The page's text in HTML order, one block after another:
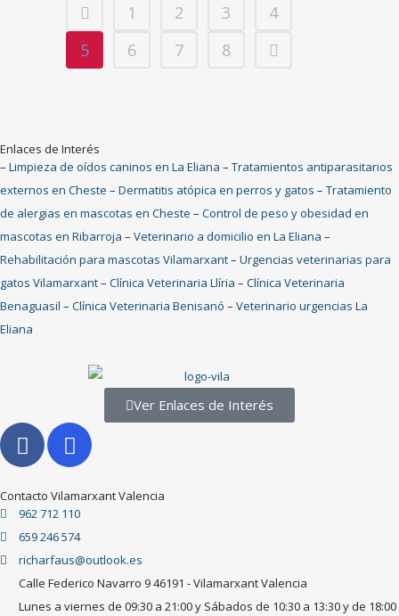
1 2 3
4
5
6 7 8
Enlaces de Interés
– Limpieza de oídos caninos en La Eliana – Tratamientos antiparasitarios
externos en Cheste – Dermatitis atópica en perros y gatos – Tratamiento
de alergias en mascotas en Cheste – Control de peso y obesidad en
mascotas en Ribarroja – Veterinario a domicilio en La Eliana –
Rehabilitación para mascotas Vilamarxant– Urgencias veterinarias para
gatos Vilamarxant– Clínica Veterinaria Llíria – Clínica Veterinaria
Benaguasil – Clínica Veterinaria Benisanó – Veterinario urgencias La
Eliana
Ver Enlaces de Interés
Contacto Vilamarxant Valencia
962 712 110
659 246 574
richarfaus@outlook.es
Calle Federico Navarro 9 46191 - Vilamarxant Valencia
Lunes a viernes de 09:30 a 21:00 y Sábados de 10:30 a 13:30 y de 18:00